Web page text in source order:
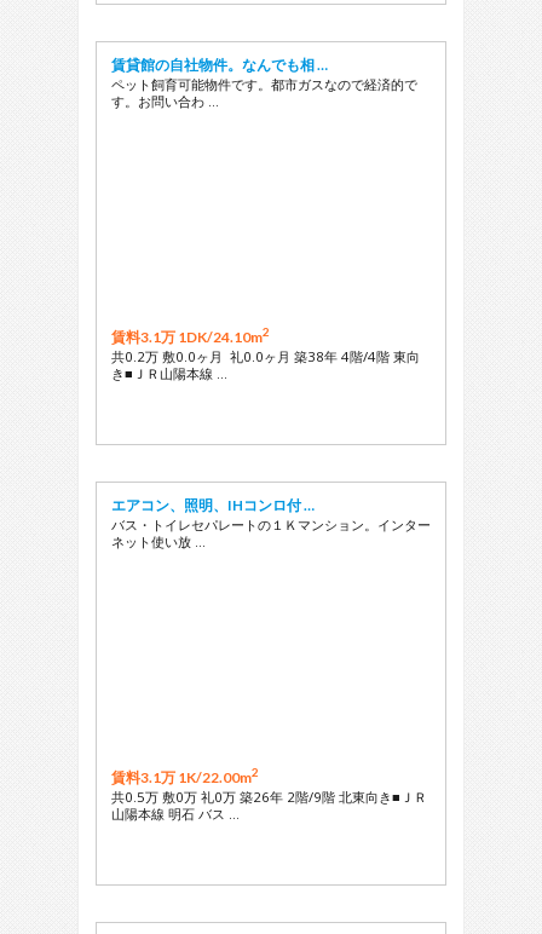
賃貸館の自社物件。なんでも相 …
ペット飼育可能物件です。都市ガスなので経済的で
す。お問い合わ …
賃料3.1万 1DK/24.10m2
共0.2万 敷0.0ヶ月 礼0.0ヶ月 築38年 4階/4階 東向
き■ＪＲ山陽本線 …
エアコン、照明、IHコンロ付 …
バス・トイレセパレートの１Ｋマンション。インター
ネット使い放 …
賃料3.1万 1K/22.00m2
共0.5万 敷0万 礼0万 築26年 2階/9階 北東向き■ＪＲ
山陽本線 明石 バス …